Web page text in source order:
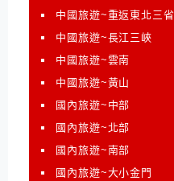
中國旅遊~重返東北三省
中國旅遊~長江三峽
中國旅遊~雲南
中國旅遊~黃山
國內旅遊~中部
國內旅遊~北部
國內旅遊~南部
國內旅遊~大小金門